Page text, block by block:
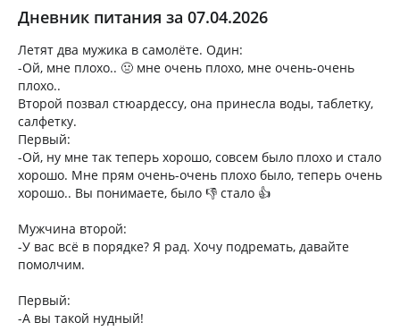
Дневник питания за 07.04.2026
Летят два мужика в самолёте. Один:
-Ой, мне плохо.. 🤢 мне очень плохо, мне очень-очень
плохо..
Второй позвал стюардессу, она принесла воды, таблетку,
салфетку.
Первый:
-Ой, ну мне так теперь хорошо, совсем было плохо и стало
хорошо. Мне прям очень-очень плохо было, теперь очень
хорошо.. Вы понимаете, было 👎 стало 👍
Мужчина второй:
-У вас всё в порядке? Я рад. Хочу подремать, давайте
помолчим.
Первый:
-А вы такой нудный!